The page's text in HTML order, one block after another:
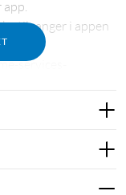
tilganger i appen
services-
sertifisert av
sikkerhet (SSF